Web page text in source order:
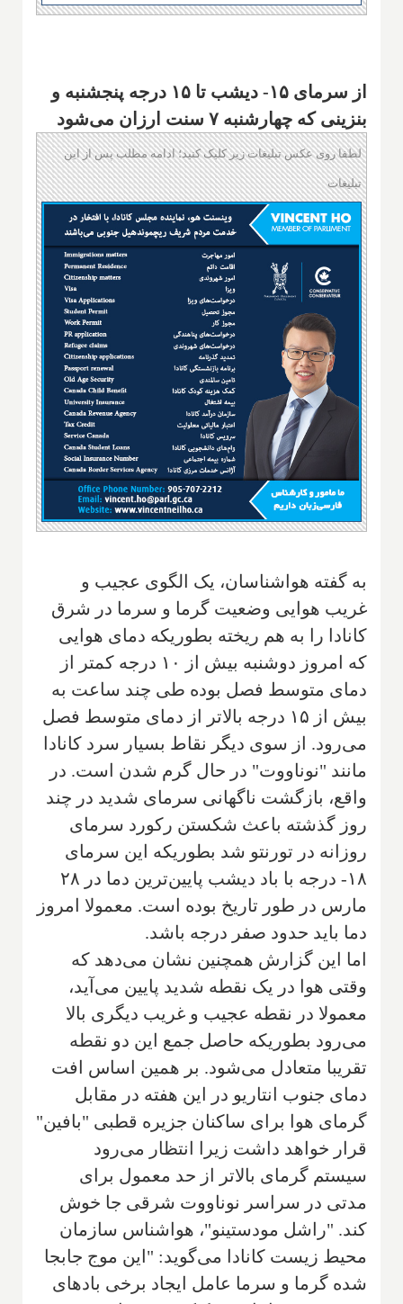
از سرمای ۱۵- دیشب تا ۱۵ درجه پنجشنبه و
بنزینی که چهارشنبه ۷ سنت ارزان می‌شود
لطفا روی عکس تبلیغات زیر کلیک کنید؛ ادامه مطلب پس از این
تبلیغات
به گفته هواشناسان، یک الگوی عجیب و
غریب هوایی وضعیت گرما و سرما در شرق
کانادا را به هم ریخته بطوریکه دمای هوایی
که امروز دوشنبه بیش از ۱۰ درجه کمتر از
دمای متوسط فصل بوده طی چند ساعت به
بیش از ۱۵ درجه بالاتر از دمای متوسط فصل
می‌رود. از سوی دیگر نقاط بسیار سرد کانادا
مانند "نوناووت" در حال گرم شدن است. در
واقع، بازگشت ناگهانی سرمای شدید در چند
روز گذشته باعث شکستن رکورد سرمای
روزانه در تورنتو شد بطوریکه این سرمای
۱۸- درجه با باد دیشب پایین‌ترین دما در ۲۸
مارس در طور تاریخ بوده است. معمولا امروز
دما باید حدود صفر درجه باشد.
اما این گزارش همچنین نشان می‌دهد که
وقتی هوا در یک نقطه شدید پایین می‌آید،
معمولا در نقطه عجیب و غریب دیگری بالا
می‌رود بطوریکه حاصل جمع این دو نقطه
تقریبا متعادل می‌شود. بر همین اساس افت
دمای جنوب انتاریو در این هفته در مقابل
گرمای هوا برای ساکنان جزیره قطبی "بافین"
قرار خواهد داشت زیرا انتظار می‌رود
سیستم گرمای بالاتر از حد معمول برای
مدتی در سراسر نوناووت شرقی جا خوش
کند. "راشل مودستینو"، هواشناس سازمان
محیط زیست کانادا می‌گوید: "این موج جابجا
شده گرما و سرما عامل ایجاد برخی بادهای